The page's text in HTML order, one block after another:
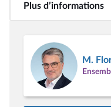
Plus d’informations
M.